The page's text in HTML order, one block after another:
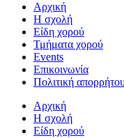
Αρχική
Η σχολή
Είδη χορού
Τμήματα χορού
Events
Επικοινωνία
Πολιτική
Αρχική
Η σχολή
Είδη χορού